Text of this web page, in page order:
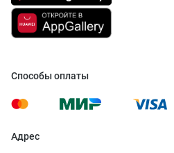
Способы оплаты
Адрес